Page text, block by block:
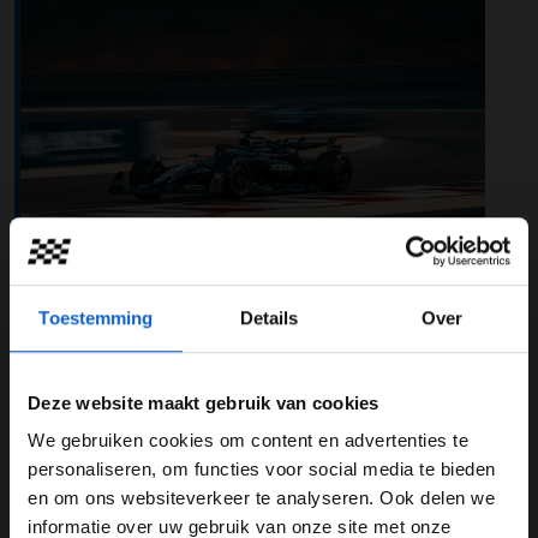
Toestemming Details Over
Deze website maakt gebruik van cookies
We gebruiken cookies om content en advertenties te
personaliseren, om functies voor social media te bieden
en om ons websiteverkeer te analyseren. Ook delen we
informatie over uw gebruik van onze site met onze
Foto: Mercedes AMG F1
Een race met twee gezichten voor
Mercedes in Bahrein
Waar Russell een uitstekende tweede plaats afvinkte in
Bahrein, kende Antonelli een veel lastigere race. De
rookie-coureur was lang op weg naar een top 10-finish,
WELKOM BIJ GRAND PRIX RADIO